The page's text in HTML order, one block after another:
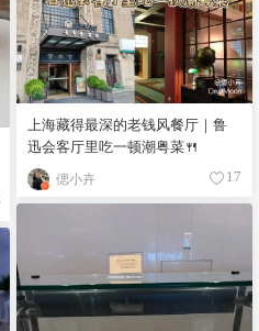
上海藏得最深的老钱风餐厅｜鲁
迅会客厅里吃一顿潮粤菜🍴
偲小卉 17